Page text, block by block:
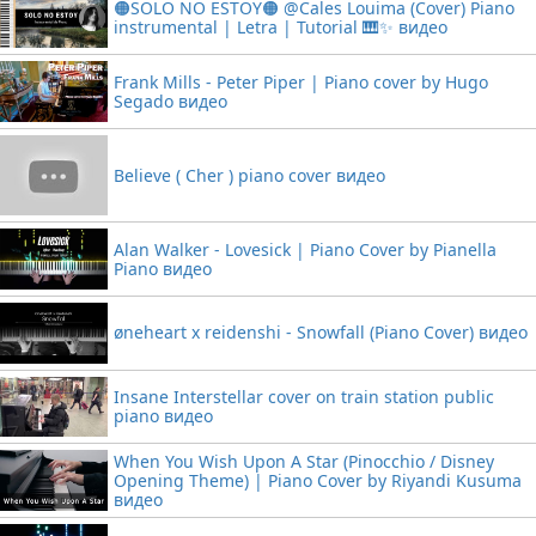
🟠SOLO NO ESTOY🟠 @Cales Louima (Cover) Piano
instrumental | Letra | Tutorial 🎹✨ видео
Frank Mills - Peter Piper | Piano cover by Hugo
Segado видео
Believe ( Cher ) piano cover видео
Alan Walker - Lovesick | Piano Cover by Pianella
Piano видео
øneheart x reidenshi - Snowfall (Piano Cover) видео
Insane Interstellar cover on train station public
piano видео
When You Wish Upon A Star (Pinocchio / Disney
Opening Theme) | Piano Cover by Riyandi Kusuma
видео